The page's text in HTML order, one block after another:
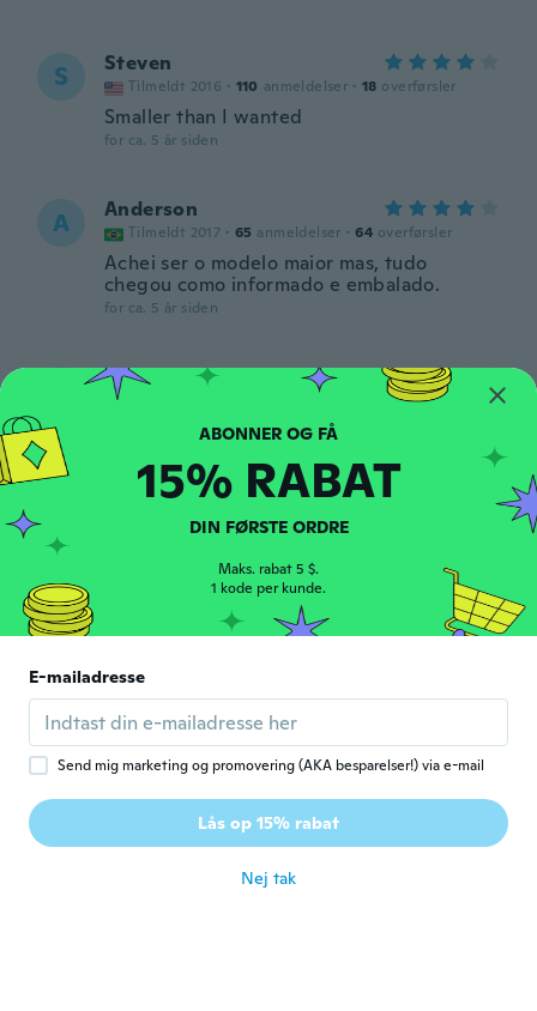
S Steven
Tilmeldt 2016 · 110 anmeldelser · 18 overførsler
Smaller than I wanted
for ca. 5 år siden
A Anderson
Tilmeldt 2017 · 65 anmeldelser · 64 overførsler
Achei ser o modelo maior mas, tudo
chegou como informado e embalado.
for ca. 5 år siden
Nikos
Tilmeldt 2017
Λάθος προϊόν
J
for ca. 5 år siden
J Tilmeldt 2020
Llegó a probarlo
for ca. 5 år siden
Claude
Tilmeldt 2016 · 99 anmeldelser
15% RABAT
DIN FØRSTE ORDRE
Maks. rabat 5 $.
1 kode per kunde.
E-mailadresse
Send mig marketing og promovering (AKA besparelser!) via e-mail
Lås op 15% rabat
Nej tak